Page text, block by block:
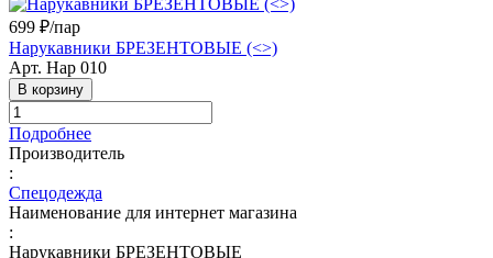
699 ₽/пар
Нарукавники БРЕЗЕНТОВЫЕ (<>)
Арт. Нар 010
В корзину
Подробнее
Производитель
:
Спецодежда
Наименование для интернет магазина
:
Нарукавники БРЕЗЕНТОВЫЕ